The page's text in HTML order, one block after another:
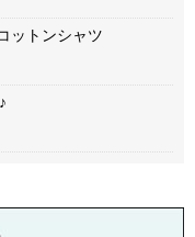
ットンシャツ